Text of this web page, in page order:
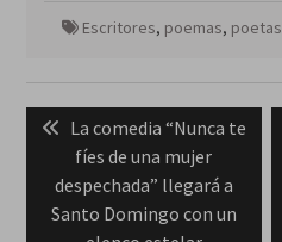
Escritores, poemas, poetas
Navegación
de
entradas
Previous
post:
La comedia “Nunca te
fíes de una mujer
despechada” llegará a
Santo Domingo con un